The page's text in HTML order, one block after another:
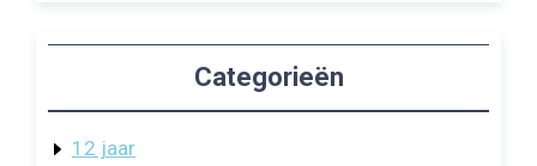
Categorieën
12 jaar